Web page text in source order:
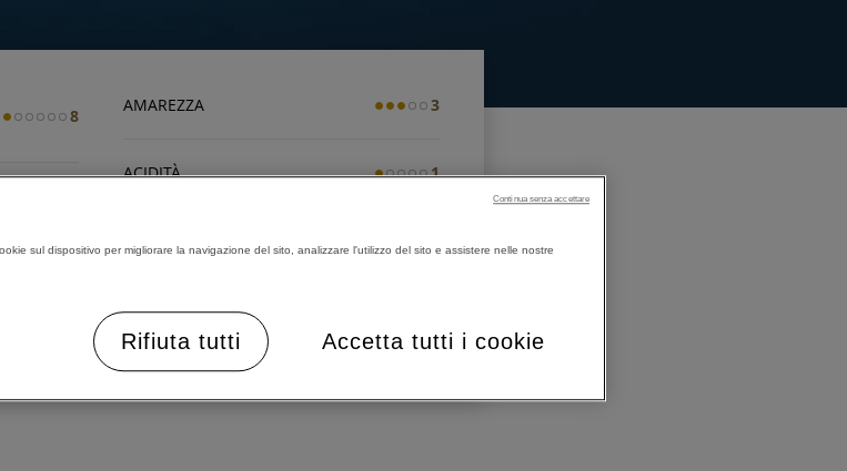
8
AMAREZZA 3
ACIDITÀ 1
TOSTATURA
sul dispositivo per migliorare la navigazione del sito, analizzare l'utilizzo del sito e assistere nelle nostre
Rifiuta tutti Accetta tutti i cookie
Continua senza accettare